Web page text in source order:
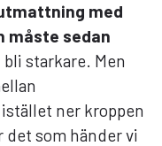
med
måste sedan
starkare. Men
ner kroppen
det som händer vi